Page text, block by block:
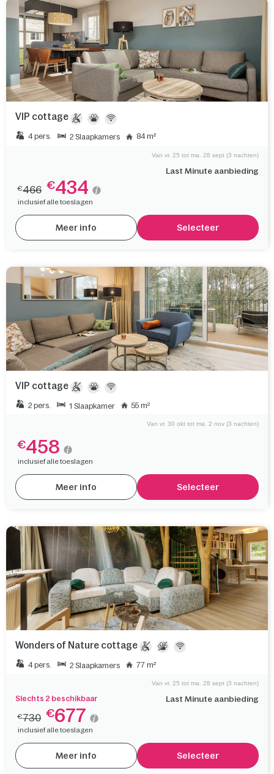
VIP cottage
4 pers. 2 Slaapkamers 84 m²
Last Minute aanbieding
Van vr. 25 tot ma. 28 sept (3 nachten)
€466 €434
inclusief alle toeslagen
Meer info Selecteer
VIP cottage
2 pers. 1 Slaapkamer 55 m²
Van vr. 30 okt tot ma. 2 nov (3 nachten)
€458
inclusief alle toeslagen
Meer info Selecteer
Wonders of Nature cottage
4 pers. 2 Slaapkamers 77 m²
Slechts 2 beschikbaar Last Minute aanbieding
Van vr. 25 tot ma. 28 sept (3 nachten)
€730 €677
inclusief alle toeslagen
Meer info Selecteer